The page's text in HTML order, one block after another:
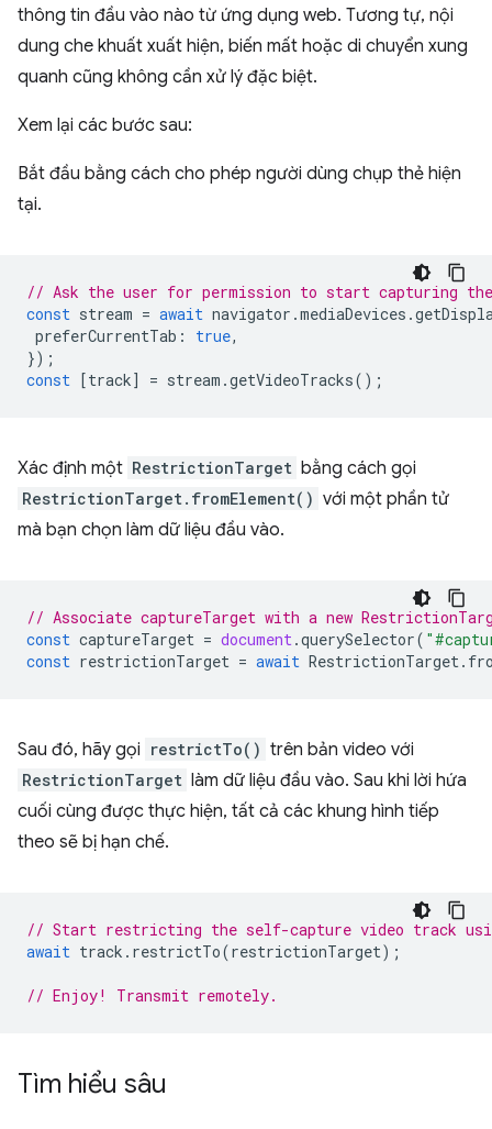
thông tin đầu vào nào từ ứng dụng web. Tương tự, nội
dung che khuất xuất hiện, biến mất hoặc di chuyển xung
quanh cũng không cần xử lý đặc biệt.
Xem lại các bước sau:
Bắt đầu bằng cách cho phép người dùng chụp thẻ hiện
tại.
// Ask the user for permission to start capturing
const stream = await navigator .mediaDevices .
preferCurrentTab : true,
});
const [track] = stream .getVideoTracks();
Xác định một RestrictionTarget bằng cách gọi
RestrictionTarget.fromElement() với một phần tử
mà bạn chọn làm dữ liệu đầu vào.
// Associate captureTarget with a new
const captureTarget = document .querySelector(
const restrictionTarget = await RestrictionTarget .
Sau đó, hãy gọi restrictTo() trên bản video với
RestrictionTarget làm dữ liệu đầu vào. Sau khi lời hứa
cuối cùng được thực hiện, tất cả các khung hình tiếp
theo sẽ bị hạn chế.
// Start restricting the self-capture video track
await track . restrictTo(restrictionTarget);
// Enjoy! Transmit remotely.
Tìm hiểu sâu